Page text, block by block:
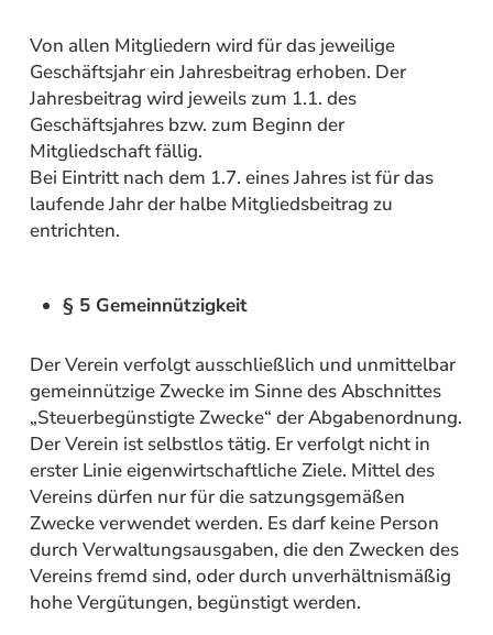
Von allen Mitgliedern wird für das jeweilige
Geschäftsjahr ein Jahresbeitrag erhoben. Der
Jahresbeitrag wird jeweils zum 1.1. des
Geschäftsjahres bzw. zum Beginn der
Mitgliedschaft fällig.
Bei Eintritt nach dem 1.7. eines Jahres ist für das
laufende Jahr der halbe Mitgliedsbeitrag zu
entrichten.
§ 5 Gemeinnützigkeit
Der Verein verfolgt ausschließlich und unmittelbar
gemeinnützige Zwecke im Sinne des Abschnittes
„Steuerbegünstigte Zwecke“ der Abgabenordnung.
Der Verein ist selbstlos tätig. Er verfolgt nicht in
erster Linie eigenwirtschaftliche Ziele. Mittel des
Vereins dürfen nur für die satzungsgemäßen
Zwecke verwendet werden. Es darf keine Person
durch Verwaltungsausgaben, die den Zwecken des
Vereins fremd sind, oder durch unverhältnismäßig
hohe Vergütungen, begünstigt werden.